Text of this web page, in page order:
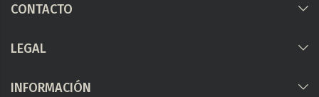
CONTACTO
LEGAL
INFORMACIÓN